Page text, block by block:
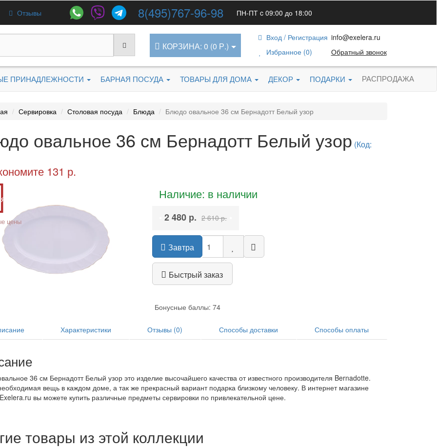
Отзывы 8(495)767-96-98 ПН-ПТ c 09:00 до 18:00
КОРЗИНА: 0 (0 Р.)
Вход / Регистрация
Избранное (0)
info@exelera.ru
Обратный звонок
ПРИНАДЛЕЖНОСТИ БАРНАЯ ПОСУДА ТОВАРЫ ДЛЯ ДОМА ДЕКОР ПОДАРКИ РАСПРОДАЖА
Сервировка Столовая посуда Блюда Блюдо овальное 36 см Бернадотт Белый узор
овальное 36 см Бернадотт Белый узор (Код:
131 р.
цены
Наличие: в наличии
2 480 р. 2 610 р.
Завтра
Быстрый заказ
Бонусные баллы: 74
Характеристики Отзывы (0) Способы доставки Способы оплаты
36 см Бернадотт Белый узор это изделие высочайшего качества от известного производителя Bernadotte.
вещь в каждом доме, а так же прекрасный вариант подарка близкому человеку. В интернет магазине
вы можете купить различные предметы сервировки по привлекательной цене.
товары из этой коллекции